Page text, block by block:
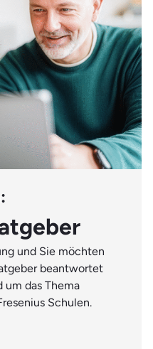
und Sie möchten
beantwortet
um das Thema
Schulen.